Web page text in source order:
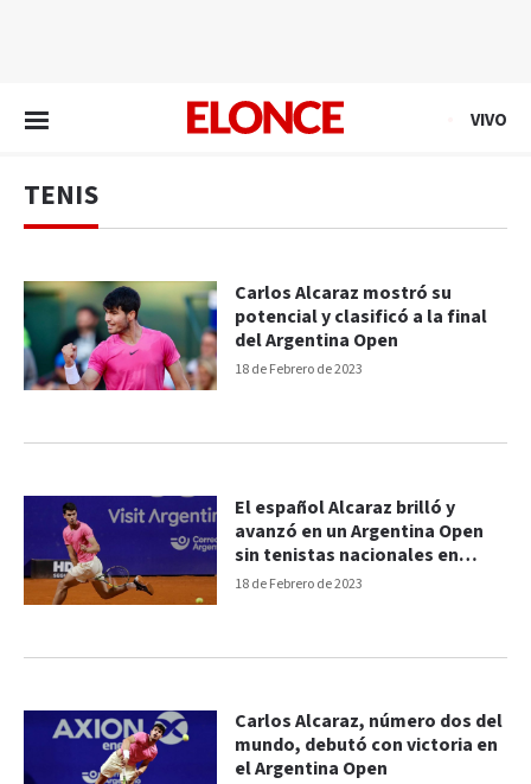
VIVO
TENIS
18 de Febrero de 2023
Carlos Alcaraz mostró su
potencial y clasificó a la final
del Argentina Open
18 de Febrero de 2023
El español Alcaraz brilló y
avanzó en un Argentina Open
sin tenistas nacionales en
carrera
Carlos Alcaraz, número dos del
mundo, debutó con victoria en
el Argentina Open